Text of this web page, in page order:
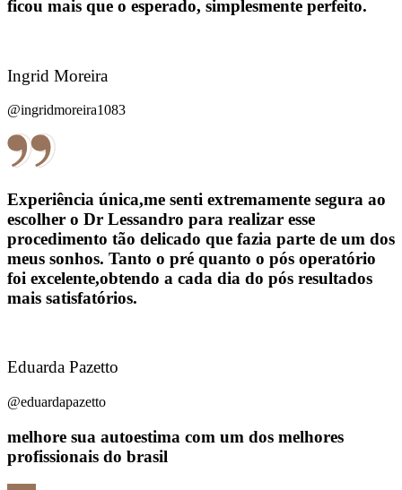
ficou mais que o esperado, simplesmente perfeito.
Ingrid Moreira
@ingridmoreira1083
Experiência única,me senti extremamente segura ao
escolher o Dr Lessandro para realizar esse
procedimento tão delicado que fazia parte de um dos
meus sonhos. Tanto o pré quanto o pós operatório
foi excelente,obtendo a cada dia do pós resultados
mais satisfatórios.
Eduarda Pazetto
@eduardapazetto
melhore sua autoestima com um dos melhores
profissionais do brasil